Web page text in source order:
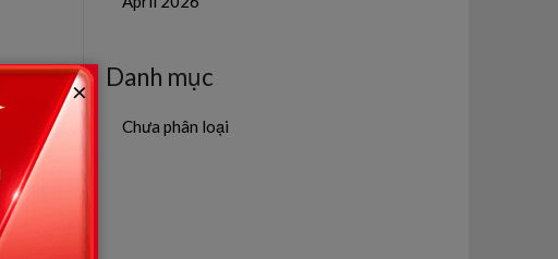
Danh mục
Chưa phân loại
×